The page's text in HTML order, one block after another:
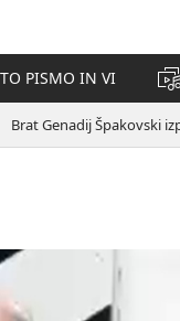
PISMO IN VI
Brat Genadij Špakovski